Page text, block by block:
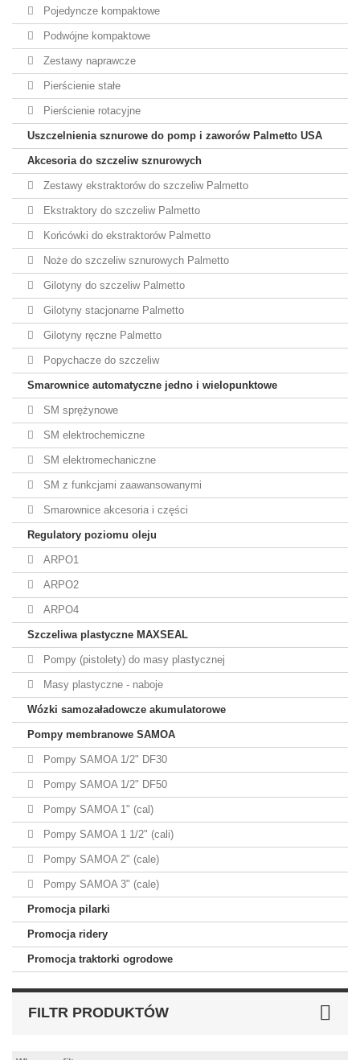
Pojedyncze kompaktowe
Podwójne kompaktowe
Zestawy naprawcze
Pierścienie stałe
Pierścienie rotacyjne
Uszczelnienia sznurowe do pomp i zaworów Palmetto USA
Akcesoria do szczeliw sznurowych
Zestawy ekstraktorów do szczeliw Palmetto
Ekstraktory do szczeliw Palmetto
Końcówki do ekstraktorów Palmetto
Noże do szczeliw sznurowych Palmetto
Gilotyny do szczeliw Palmetto
Gilotyny stacjonarne Palmetto
Gilotyny ręczne Palmetto
Popychacze do szczeliw
Smarownice automatyczne jedno i wielopunktowe
SM sprężynowe
SM elektrochemiczne
SM elektromechaniczne
SM z funkcjami zaawansowanymi
Smarownice akcesoria i części
Regulatory poziomu oleju
ARPO1
ARPO2
ARPO4
Szczeliwa plastyczne MAXSEAL
Pompy (pistolety) do masy plastycznej
Masy plastyczne - naboje
Wózki samozaładowcze akumulatorowe
Pompy membranowe SAMOA
Pompy SAMOA 1/2" DF30
Pompy SAMOA 1/2" DF50
Pompy SAMOA 1" (cal)
Pompy SAMOA 1 1/2" (cali)
Pompy SAMOA 2" (cale)
Pompy SAMOA 3" (cale)
Promocja pilarki
Promocja ridery
Promocja traktorki ogrodowe
FILTR PRODUKTÓW